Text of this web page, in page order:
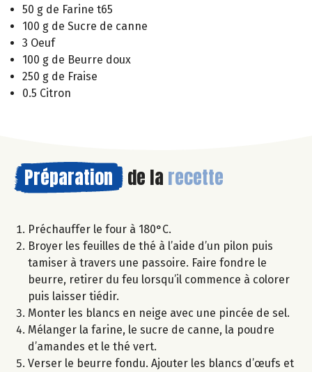
50 g de Farine t65
100 g de Sucre de canne
3 Oeuf
100 g de Beurre doux
250 g de Fraise
0.5 Citron
Préparation de la recette
Préchauffer le four à 180°C.
Broyer les feuilles de thé à l’aide d’un pilon puis
tamiser à travers une passoire. Faire fondre le
beurre, retirer du feu lorsqu’il commence à colorer
puis laisser tiédir.
Monter les blancs en neige avec une pincée de sel.
Mélanger la farine, le sucre de canne, la poudre
d’amandes et le thé vert.
Verser le beurre fondu. Ajouter les blancs d’œufs et